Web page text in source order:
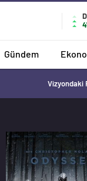
Gündem
Vizyondaki